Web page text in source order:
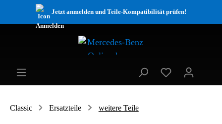
Jetzt anmelden und Teile-Kompatibilität prüfen!
Classic Ersatzteile weitere Teile